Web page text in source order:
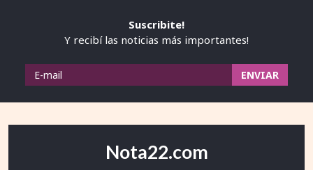
Suscribite!
Y recibí las noticias más importantes!
Nota22.com